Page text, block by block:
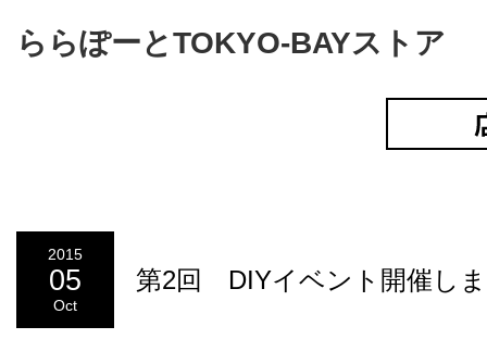
ららぽーとTOKYO-BAYストア
2015
05
Oct
第2回 DIYイベント開催し